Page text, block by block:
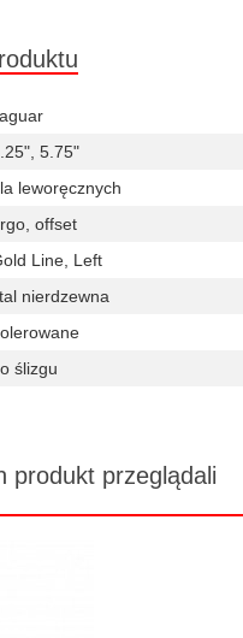
5.75"
leworęcznych
offset
Line, Left
nierdzewna
ślizgu
produkt przeglądali